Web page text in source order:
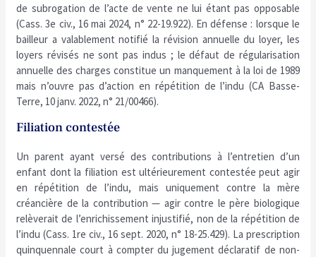
de subrogation de l’acte de vente ne lui étant pas opposable
(Cass. 3e civ., 16 mai 2024, n° 22-19.922). En défense : lorsque le
bailleur a valablement notifié la révision annuelle du loyer, les
loyers révisés ne sont pas indus ; le défaut de régularisation
annuelle des charges constitue un manquement à la loi de 1989
mais n’ouvre pas d’action en répétition de l’indu (CA Basse-
Terre, 10 janv. 2022, n° 21/00466).
Filiation contestée
Un parent ayant versé des contributions à l’entretien d’un
enfant dont la filiation est ultérieurement contestée peut agir
en répétition de l’indu, mais uniquement contre la mère
créancière de la contribution — agir contre le père biologique
relèverait de l’enrichissement injustifié, non de la répétition de
l’indu (Cass. 1re civ., 16 sept. 2020, n° 18-25.429). La prescription
quinquennale court à compter du jugement déclaratif de non-